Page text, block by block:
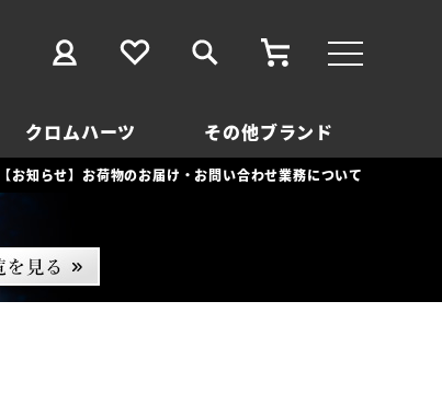
クロムハーツ その他ブランド
【お知らせ】お荷物のお届け・お問い合わせ業務について